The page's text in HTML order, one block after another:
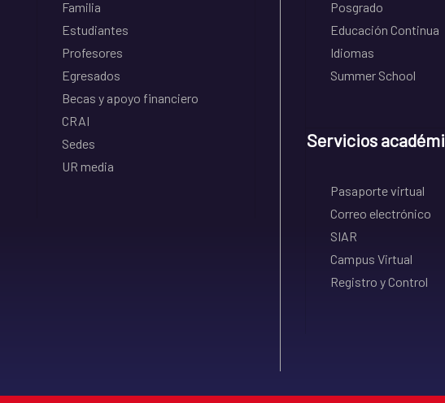
Familia
Estudiantes
Profesores
Egresados
Becas y apoyo financiero
CRAI
Sedes
UR media
Posgrado
Educación Continua
Idiomas
Summer School
Servicios
Pasaporte virtual
Correo electrónico
SIAR
Campus Virtual
Registro y Control